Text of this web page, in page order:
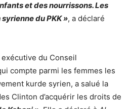
et des nourrissons. Les
du PKK », a déclaré
du Conseil
compte parmi les femmes les
kurde syrien, a salué la
Clinton d’acquérir les droits de